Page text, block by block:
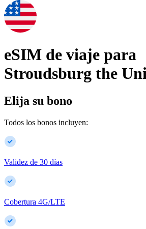
eSIM de viaje para
Stroudsburg the
Elija su bono
Todos los bonos incluyen:
Validez de 30 días
Cobertura 4G/LTE